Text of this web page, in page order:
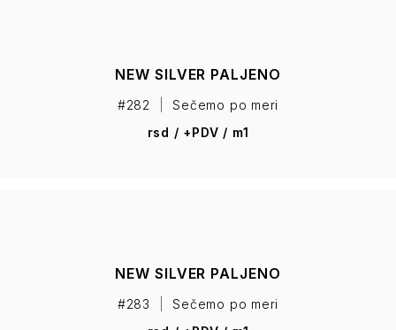
NEW SILVER PALJENO
#282
Sečemo po meri
rsd / +PDV / m1
NEW SILVER PALJENO
#283
Sečemo po meri